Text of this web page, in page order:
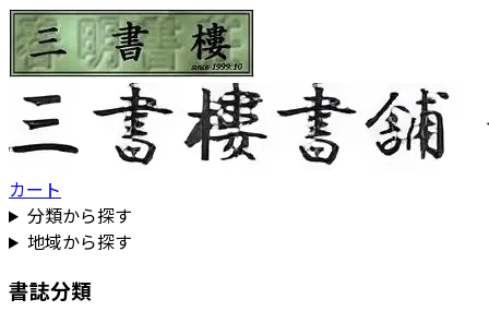
カート
分類から探す
地域から探す
書誌分類